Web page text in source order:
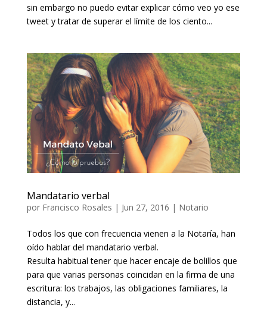
sin embargo no puedo evitar explicar cómo veo yo ese
tweet y tratar de superar el límite de los ciento...
Mandatario verbal
por Francisco Rosales | Jun 27, 2016 | Notario
Todos los que con frecuencia vienen a la Notaría, han
oído hablar del mandatario verbal.
Resulta habitual tener que hacer encaje de bolillos que
para que varias personas coincidan en la firma de una
escritura: los trabajos, las obligaciones familiares, la
distancia, y...